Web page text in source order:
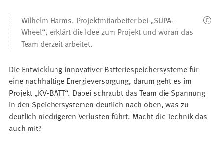
Wilhelm Harms, Projektmitarbeiter bei „SUPA-
Wheel“, erklärt die Idee zum Projekt und woran das
Team derzeit arbeitet.
Die Entwicklung innovativer Batteriespeichersysteme für
eine nachhaltige Energieversorgung, darum geht es im
Projekt „KV-BATT“. Dabei schraubt das Team die Spannung
in den Speichersystemen deutlich nach oben, was zu
deutlich niedrigeren Verlusten führt. Macht die Technik das
auch mit?